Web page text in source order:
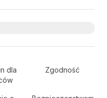
dla
Zgodność